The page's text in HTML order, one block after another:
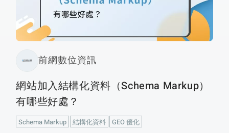
前網數位資訊
網站加入結構化資料（Schema Markup）
有哪些好處？
Schema Markup 結構化資料 GEO 優化